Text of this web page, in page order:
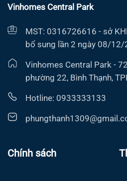
Vinhomes Central Park
MST: 0316726616 - sở
bổ sung lần 2 ngày 08/12/
Vinhomes Central Park -
phường 22, Bình Thạnh,
Hotline: 0933333133
Chính sách